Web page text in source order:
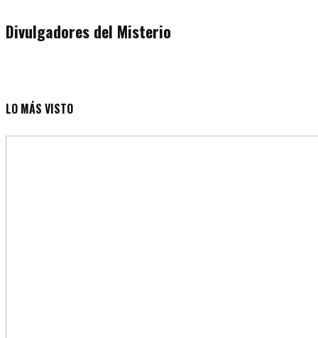
Divulgadores del Misterio
LO MÁS VISTO